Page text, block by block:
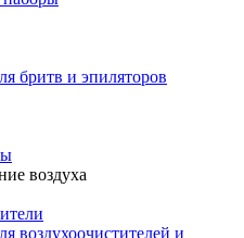
бритв и эпиляторов
воздуха
воздухоочистителей и